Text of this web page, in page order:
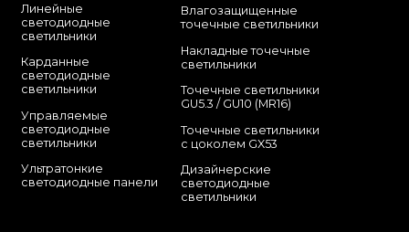
Линейные
светодиодные
светильники
Карданные
светодиодные
светильники
Управляемые
светодиодные
светильники
Ультратонкие
светодиодные панели
Влагозащищенные
точечные светильники
Накладные точечные
светильники
Точечные светильники
GU5.3 / GU10 (MR16)
Точечные светильники
с цоколем GX53
Дизайнерские
светодиодные
светильники